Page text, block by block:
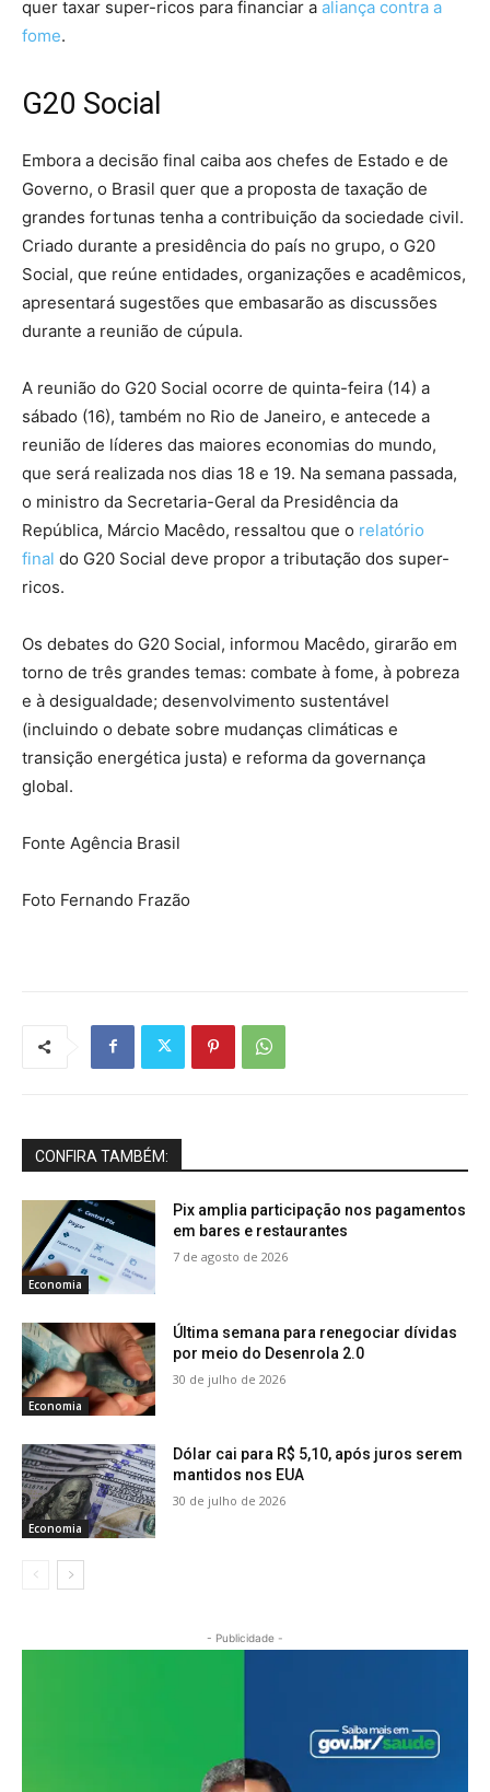
quer taxar super-ricos para financiar a aliança contra a
fome.
G20 Social
Embora a decisão final caiba aos chefes de Estado e de
Governo, o Brasil quer que a proposta de taxação de
grandes fortunas tenha a contribuição da sociedade civil.
Criado durante a presidência do país no grupo, o G20
Social, que reúne entidades, organizações e acadêmicos,
apresentará sugestões que embasarão as discussões
durante a reunião de cúpula.
A reunião do G20 Social ocorre de quinta-feira (14) a
sábado (16), também no Rio de Janeiro, e antecede a
reunião de líderes das maiores economias do mundo,
que será realizada nos dias 18 e 19. Na semana passada,
o ministro da Secretaria-Geral da Presidência da
República, Márcio Macêdo, ressaltou que o relatório
final do G20 Social deve propor a tributação dos super-
ricos.
Os debates do G20 Social, informou Macêdo, girarão em
torno de três grandes temas: combate à fome, à pobreza
e à desigualdade; desenvolvimento sustentável
(incluindo o debate sobre mudanças climáticas e
transição energética justa) e reforma da governança
global.
Fonte Agência Brasil
Foto Fernando Frazão
CONFIRA TAMBÉM:
Economia
Pix amplia participação nos pagamentos
em bares e restaurantes
7 de agosto de 2026
Economia
Última semana para renegociar dívidas
por meio do Desenrola 2.0
30 de julho de 2026
Economia
Dólar cai para R$ 5,10, após juros serem
mantidos nos EUA
30 de julho de 2026
- Publicidade -